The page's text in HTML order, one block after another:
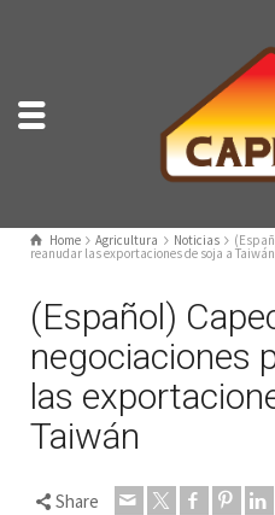
Home Agricultura Noticias
reanudar las exportaciones de soja a Taiwán
(Español)
negociaciones
las
Taiwán
Share